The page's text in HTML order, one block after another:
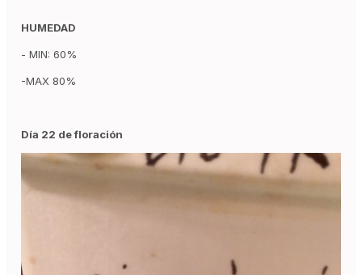
HUMEDAD
- MIN: 60%
-MAX 80%
Día 22 de floración